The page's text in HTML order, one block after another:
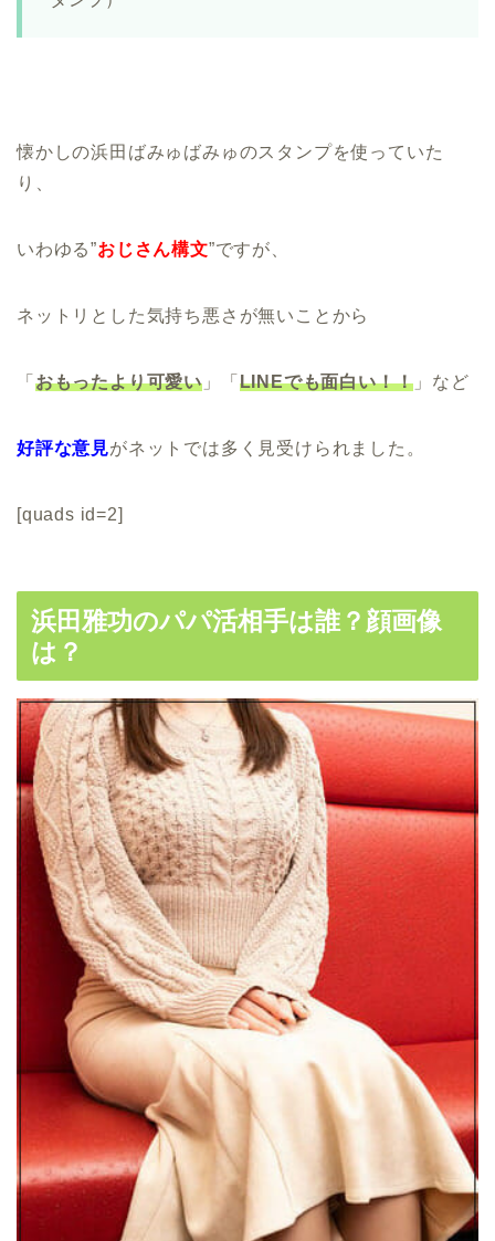
懐かしの浜田ばみゅばみゅのスタンプを使っていた
り、
いわゆる”おじさん構文”ですが、
ネットリとした気持ち悪さが無いことから
「 おもったより可愛い 」「 LINEでも面白い！！ 」など
好評な意見がネットでは多く見受けられました。
[quads id=2]
浜田雅功のパパ活相手は誰？顔画像
は？